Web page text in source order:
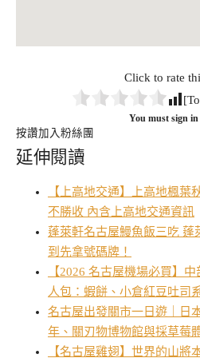
Click to rate
You must sign in
按讚加入粉絲團
延伸閱讀
【上高地交通】上高地楓葉
不勝收 內含上高地交通資訊
蓬萊軒名古屋鰻魚飯三吃
到先拿號碼牌！
【2026 名古屋機場必買】
人包：蝦餅、小倉紅豆吐司
名古屋出發關市一日遊｜日
年、關刃物博物館與採草莓
【名古屋雞翅】世界的山將